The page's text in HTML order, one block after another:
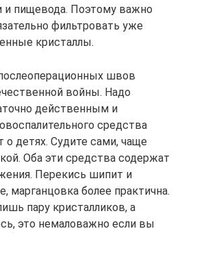
и пищевода. Поэтому важно
фильтровать уже
кристаллы.
швов
войны. Надо
действенным и
средства
о детях. Судите сами, чаще
Оба эти средства содержат
Перекись шипит и
марганцовка более практична.
пару кристалликов, а
это немаловажно если вы